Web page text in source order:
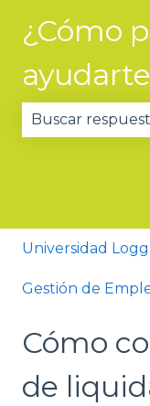
¿Cómo
Universidad
Gestión de
Cómo
de